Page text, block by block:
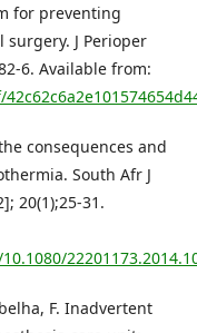
for preventing
J Perioper
6. Available from:
consequences and
South Afr J
20(1);25-31.
F. Inadvertent